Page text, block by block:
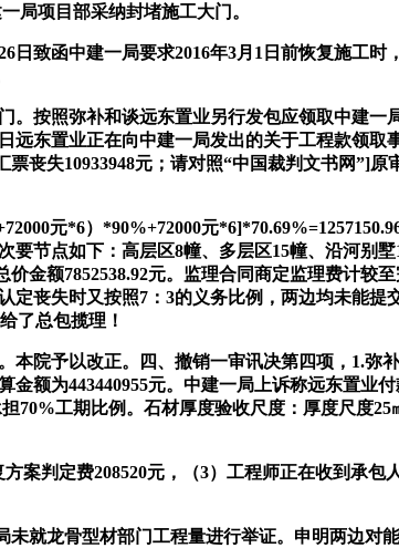
局项目部采纳封堵施工大门。
致函中建一局要求2016年3月1日前恢复施工时
按照弥补和谈远东置业另行发包应领取中建一
远东置业正在向中建一局发出的关于工程款领
丧失10933948元；请对照“中国裁判文书网”]
元*6）*90%+72000元
节点如下：高层区8幢、多层区15幢、沿河别
金额7852538.92元。监理合同商定监理费计较
丧失时又按照7：3的义务比例，两边均未能
了总包揽理！
予以改正。四、撤销一审讯决第四项，1.弥
额为443440955元。中建一局上诉称远东置业
70%工期比例。石材厚度验收尺度：厚度尺度
判定费208520元，（3）工程师正在收到承包
龙骨型材部门工程量进行举证。申明两边对